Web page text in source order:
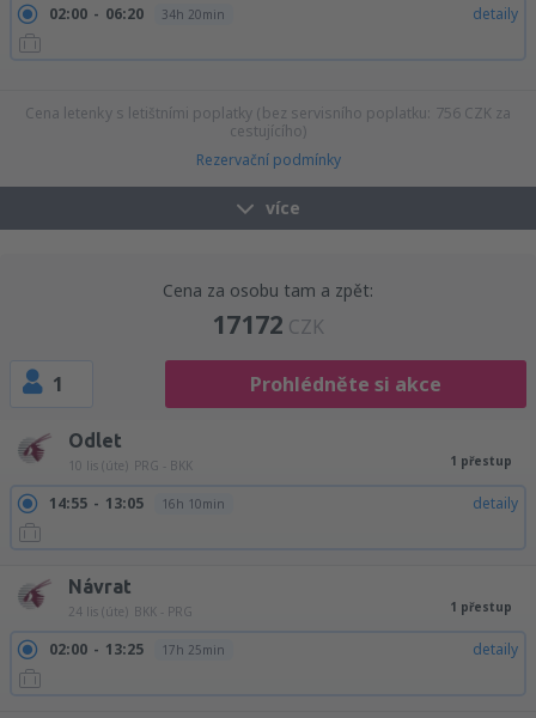
02:00 06:20 34h 20min detaily
Cena letenky s letištními poplatky (bez servisního poplatku: 756 CZK za
cestujícího)
Rezervační podmínky
více
Cena za osobu tam a zpět:
17172 CZK
1 Prohlédněte si akce
Odlet
10 lis (úte) PRG - BKK 1 přestup
14:55 13:05 16h 10min detaily
Návrat
24 lis (úte) BKK - PRG 1 přestup
02:00 13:25 17h 25min detaily